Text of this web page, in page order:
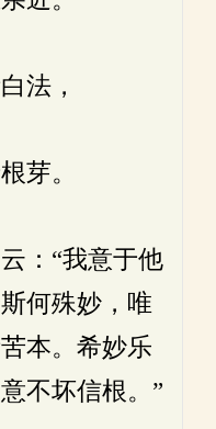
法，
芽。
：“我意于他
何殊妙，唯
本。希妙乐
不坏信根。”